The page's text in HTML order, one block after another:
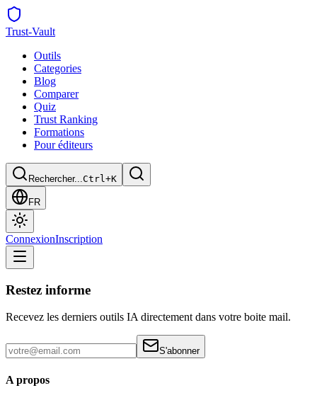
Trust-Vault
Outils
Categories
Blog
Comparer
Quiz
Trust Ranking
Formations
Pour éditeurs
Rechercher...Ctrl+K
FR
ConnexionInscription
Restez informe
Recevez les derniers outils IA directement dans votre boite mail.
S'abonner
A propos